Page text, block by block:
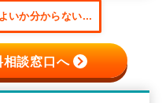
いか分からない...
談窓口へ